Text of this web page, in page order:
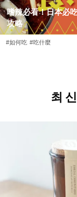
嗜辣必看！日本必
攻略
#如何吃 #吃什麼
최